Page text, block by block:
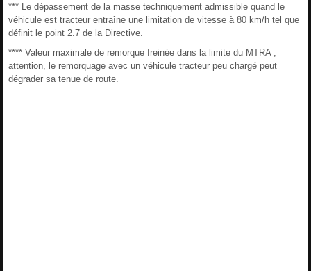
*** Le dépassement de la masse techniquement admissible quand le
véhicule est tracteur entraîne une limitation de vitesse à 80 km/h tel que
définit le point 2.7 de la Directive.
**** Valeur maximale de remorque freinée dans la limite du MTRA ;
attention, le remorquage avec un véhicule tracteur peu chargé peut
dégrader sa tenue de route.